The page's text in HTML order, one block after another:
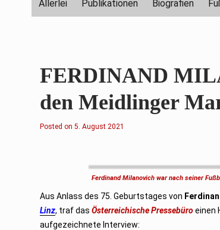
Allerlei Publikationen Biografien
FERDINAND
den Meidlinger
Posted on5
0
1
5. August 2021
Ferdinand Milanovich war nach seiner
Aus Anlass des 75. Geburtstages von
Linz, traf dasÖsterreichische Pressebüroeinen
aufgezeichnete Interview: